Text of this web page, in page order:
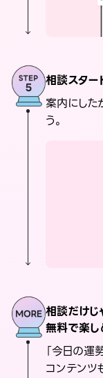
相談スター
案内にした
う。
相談だけじ
無料で楽
「今日の運
コンテンツ